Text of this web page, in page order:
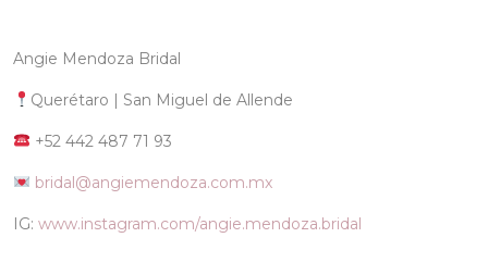
Angie Mendoza Bridal
Querétaro | San Miguel de Allende
+52 442 487 71 93
bridal@angiemendoza.com.mx
IG:www.instagram.com/angie.mendoza.bridal